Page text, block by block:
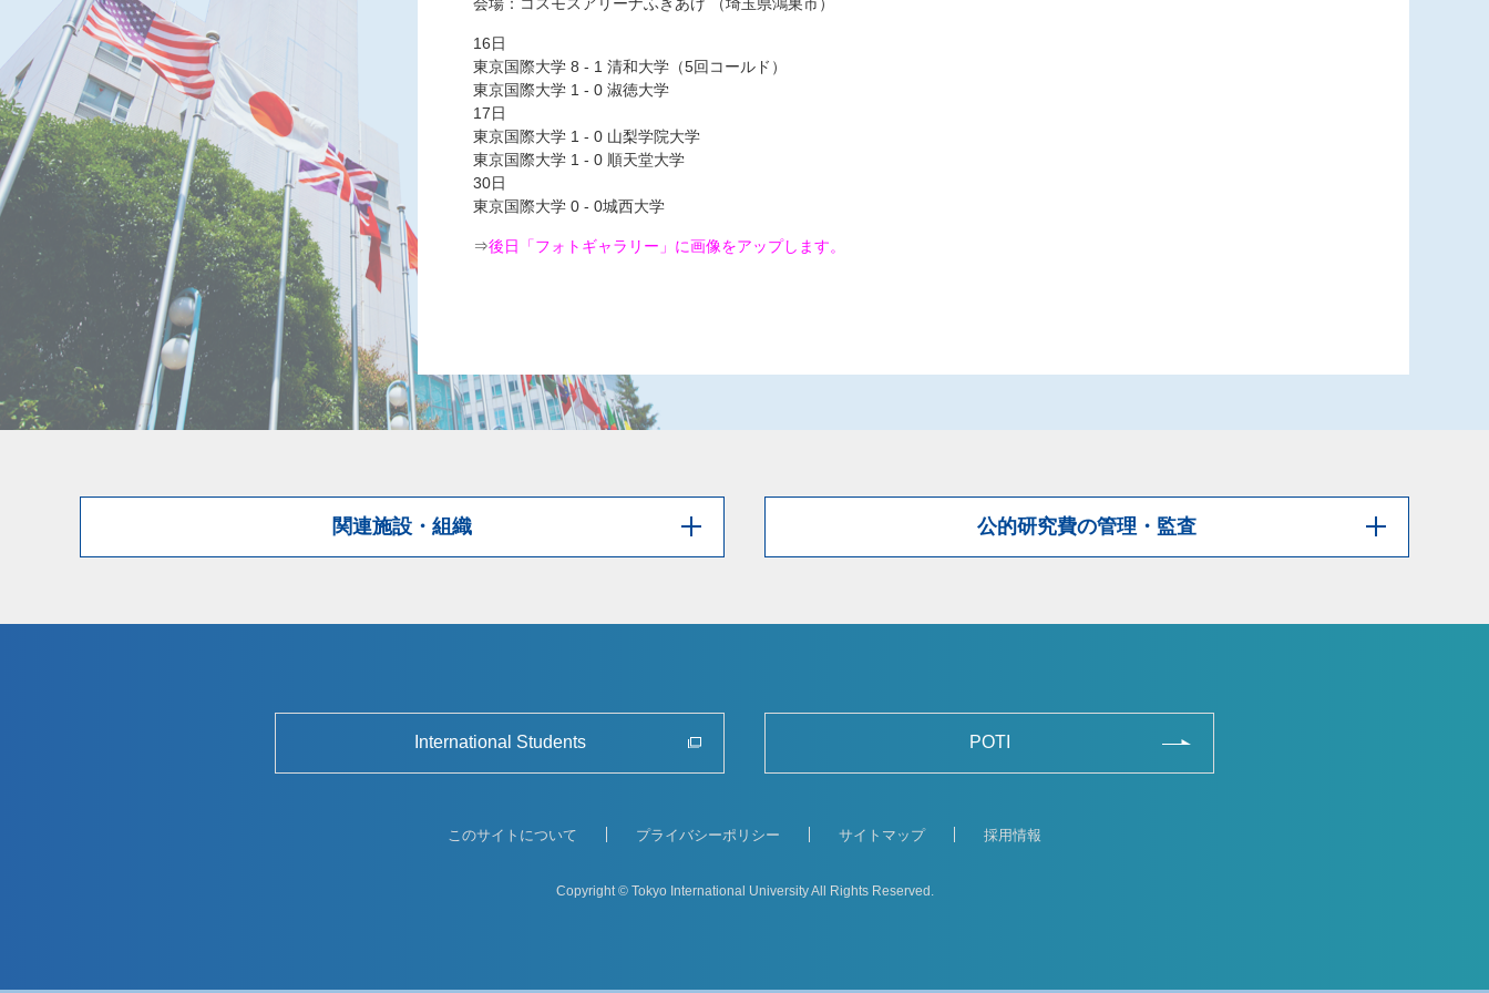
16日
東京国際大学 8 - 1 清和大学（5回コールド）
東京国際大学 1 - 0 淑徳大学
17日
東京国際大学 1 - 0 山梨学院大学
東京国際大学 1 - 0 順天堂大学
30日
東京国際大学 0 - 0城西大学
⇒後日「フォトギャラリー」に画像をアップします。
関連施設・組織 公的研究費の管理・監査
International Students POTI
このサイトについて プライバシーポリシー サイトマップ 採用情報
Copyright © Tokyo International UniversityAll Rights Reserved.